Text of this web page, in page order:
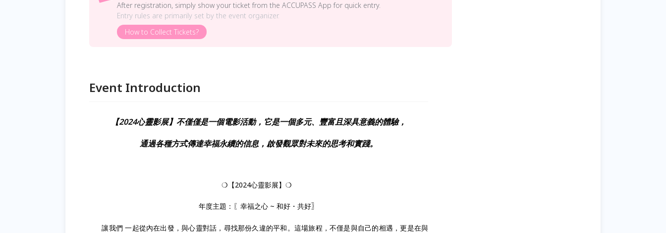
After registration, simply show your ticket from the ACCUPASS App for quick entry.
Entry rules are primarily set by the event organizer.
How to Collect Tickets?
Event Introduction
【2024心靈影展】不僅僅是一個電影活動，它是一個多元、豐富且深具意義的體驗，
通過各種方式傳達幸福永續的信息，啟發觀眾對未來的思考和實踐。
❍【2024心靈影展】❍
年度主題：〖幸福之心 ~ 和好・共好〗
讓我們 一起從內在出發，與心靈對話，尋找那份久違的平和。這場旅程，不僅是與自己的相遇，更是在與